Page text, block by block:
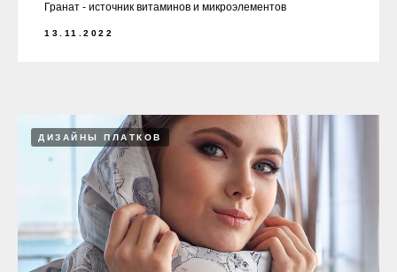
Гранат - источник витаминов и микроэлементов
13.11.2022
ДИЗАЙНЫ ПЛАТКОВ